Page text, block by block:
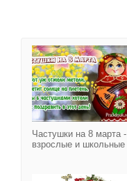
Частушки на 8 марта -
взрослые и школьные